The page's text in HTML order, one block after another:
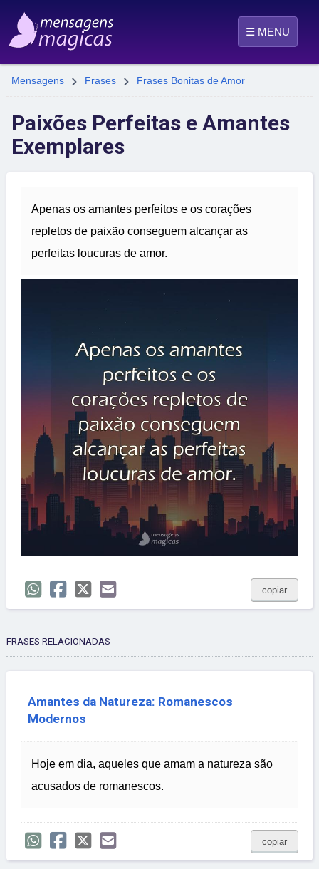
☰ MENU
Mensagens  Frases  Frases Bonitas de Amor
Paixões Perfeitas e Amantes
Exemplares
Apenas os amantes perfeitos e os corações
repletos de paixão conseguem alcançar as
perfeitas loucuras de amor.
copiar
FRASES RELACIONADAS
Amantes da Natureza: Romanescos
Modernos
Hoje em dia, aqueles que amam a natureza são
acusados de romanescos.
copiar